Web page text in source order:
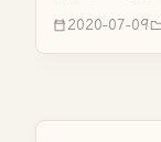
会》对miniflux
2020-07-09